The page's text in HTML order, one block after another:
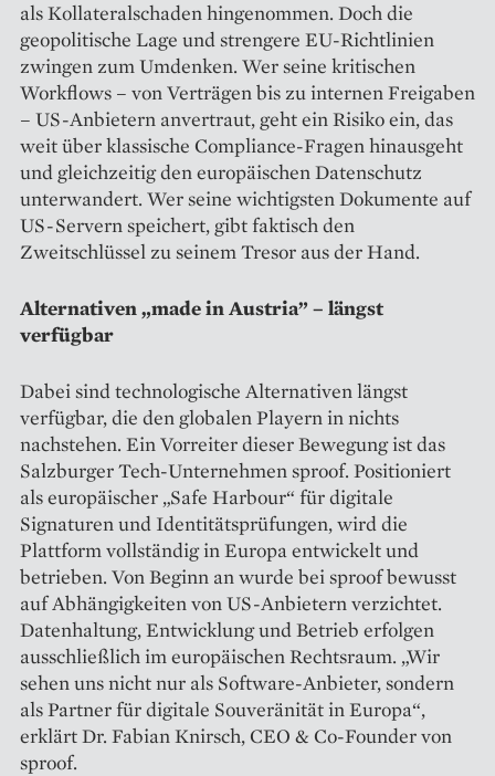
als Kollateralschaden hingenommen. Doch die
geopolitische Lage und strengere EU-Richtlinien
zwingen zum Umdenken. Wer seine kritischen
Workflows – von Verträgen bis zu internen Freigaben
– US-Anbietern anvertraut, geht ein Risiko ein, das
weit über klassische Compliance-Fragen hinausgeht
und gleichzeitig den europäischen Datenschutz
unterwandert. Wer seine wichtigsten Dokumente auf
US-Servern speichert, gibt faktisch den
Zweitschlüssel zu seinem Tresor aus der Hand.
Alternativen „made in Austria” – längst
verfügbar
Dabei sind technologische Alternativen längst
verfügbar, die den globalen Playern in nichts
nachstehen. Ein Vorreiter dieser Bewegung ist das
Salzburger Tech-Unternehmen sproof. Positioniert
als europäischer „Safe Harbour“ für digitale
Signaturen und Identitätsprüfungen, wird die
Plattform vollständig in Europa entwickelt und
betrieben. Von Beginn an wurde bei sproof bewusst
auf Abhängigkeiten von US-Anbietern verzichtet.
Datenhaltung, Entwicklung und Betrieb erfolgen
ausschließlich im europäischen Rechtsraum. „Wir
sehen uns nicht nur als Software-Anbieter, sondern
als Partner für digitale Souveränität in Europa“,
erklärt Dr. Fabian Knirsch, CEO & Co-Founder von
sproof.